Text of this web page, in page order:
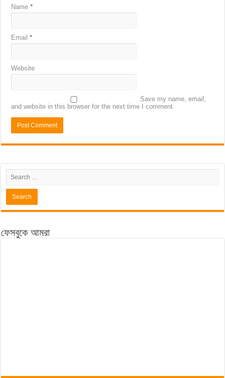
Name*
Email*
Website
Save my name, email,
and website in this browser for the next time I comment.
ফেসবুকে আমরা